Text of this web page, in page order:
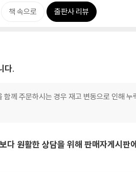
책 속으로 출판사 리뷰
다.
께 주문하시는 경우 재고 변동으로 인해 누
원활한 상담을 위해 판매자게시판